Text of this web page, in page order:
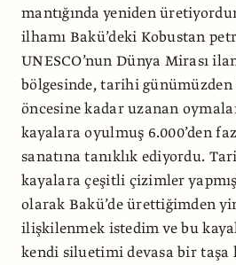
mantığında yeniden
ilhamı Bakü’deki Kobustan
UNESCO’nun Dünya Mirası
bölgesinde, tarihi günümüzden
öncesine kadar uzanan
kayalara oyulmuş 6.000’den
sanatına tanıklık ediyordu.
kayalara çeşitli çizimler
olarak Bakü’de ürettiğimden
ilişkilenmek istedim ve bu
kendi siluetimi devasa bir taşa